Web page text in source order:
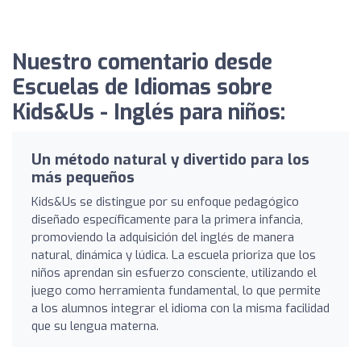
Nuestro comentario desde
Escuelas de Idiomas sobre
Kids&Us - Inglés para niños:
Un método natural y divertido para los
más pequeños
Kids&Us se distingue por su enfoque pedagógico
diseñado específicamente para la primera infancia,
promoviendo la adquisición del inglés de manera
natural, dinámica y lúdica. La escuela prioriza que los
niños aprendan sin esfuerzo consciente, utilizando el
juego como herramienta fundamental, lo que permite
a los alumnos integrar el idioma con la misma facilidad
que su lengua materna.